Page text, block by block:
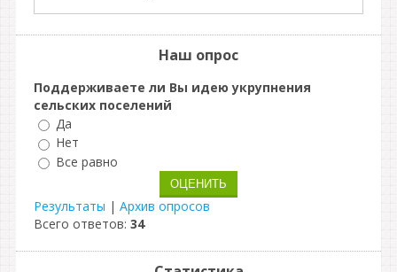
Наш опрос
Поддерживаете ли Вы идею укрупнения
сельских поселений
Да
Нет
Все равно
Результаты | Архив опросов
Всего ответов: 34